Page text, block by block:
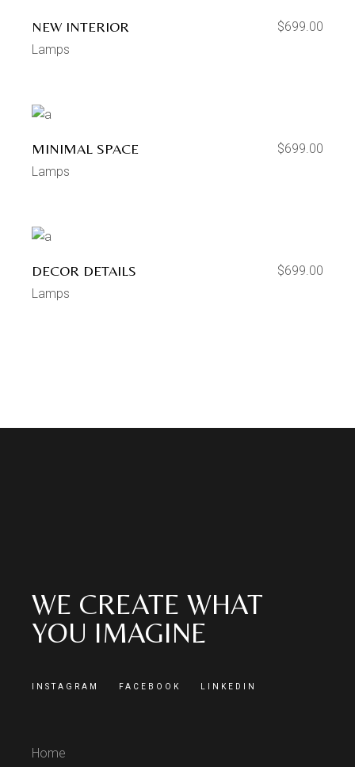
NEW INTERIOR $699.00
Lamps
MINIMAL SPACE $699.00
Lamps
DECOR DETAILS $699.00
Lamps
WE CREATE WHAT
YOU IMAGINE
INSTAGRAM FACEBOOK LINKEDIN
Home